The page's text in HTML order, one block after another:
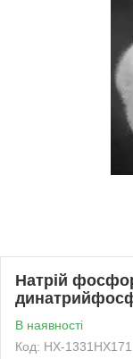
Натрій
В наявності
Код: НХ-1331НХ171